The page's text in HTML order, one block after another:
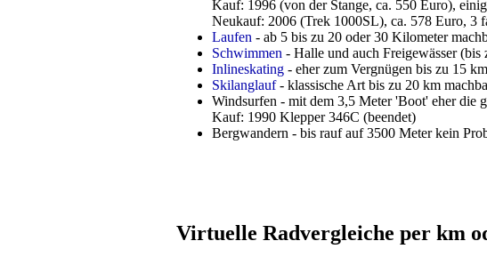
Kauf: 1996 (von der Stange, ca. 550 Euro),
Neukauf: 2006 (Trek 1000SL), ca. 578 Euro, 3
Laufen - ab 5 bis zu 20 oder 30 Kilometer
Schwimmen - Halle und auch Freigewässer
Inlineskating - eher zum Vergnügen bis zu 15
Skilanglauf- klassische Art bis zu 20 km
Windsurfen - mit dem 3,5 Meter 'Boot' eher die
Kauf: 1990 Klepper 346C (beendet)
Bergwandern - bis rauf auf 3500 Meter kein
Virtuelle Radvergleiche per km